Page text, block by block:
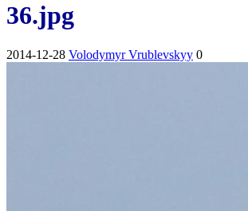
36.jpg
2014-12-28 Volodymyr Vrublevskyy 0